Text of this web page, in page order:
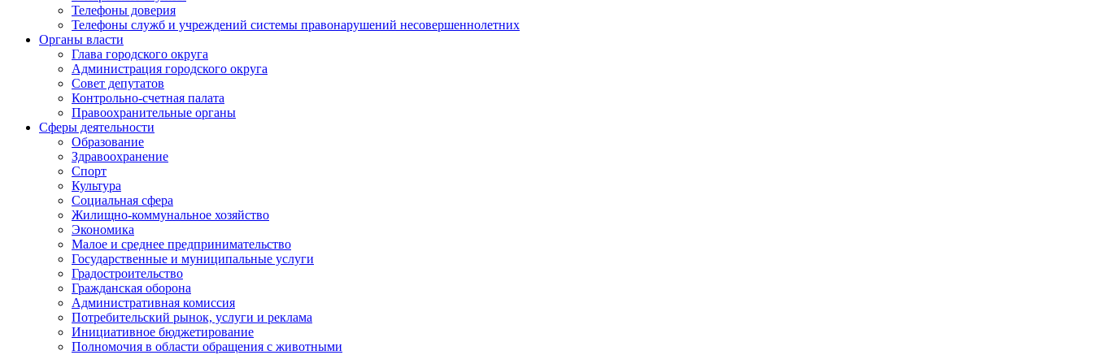
Телефоны доверия
Телефоны служб и учреждений системы правонарушений несовершеннолетних
Органы власти
Глава городского округа
Администрация городcкого округа
Совет депутатов
Контрольно-счетная палата
Правоохранительные органы
Сферы деятельности
Образование
Здравоохранение
Спорт
Культура
Социальная сфера
Жилищно-коммунальное хозяйство
Экономика
Малое и среднее предпринимательство
Государственные и муниципальные услуги
Градостроительство
Гражданская оборона
Административная комиссия
Потребительский рынок, услуги и реклама
Инициативное бюджетирование
Полномочия в области обращения с животными